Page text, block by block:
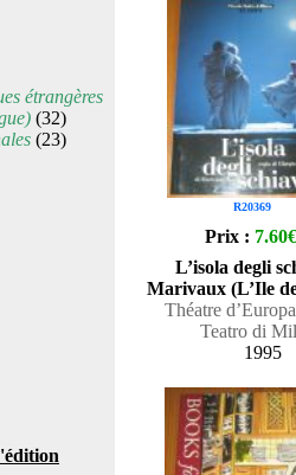
étrangères
(32)
(23)
R20369
Prix : 7.60€
L’isola degli
Marivaux (L’Ile
Théatre
Teatro di
1995